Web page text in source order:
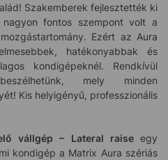
Szakemberek fejlesztették ki
fontos szempont volt a
Ezért az Aura
hatékonyabbak és
kondigépeknél. Rendkívül
mely minden
Kis helyigényű, professzionális
vállgép – Lateral raise egy
kondigép a Matrix Aura szériás